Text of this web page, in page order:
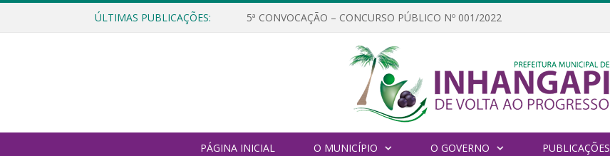
ÚLTIMAS PUBLICAÇÕES: 5ª CONVOCAÇÃO – CONCURSO PÚBLICO Nº 001/2022
PÁGINA INICIAL O MUNICÍPIO O GOVERNO PUBLICAÇÕES